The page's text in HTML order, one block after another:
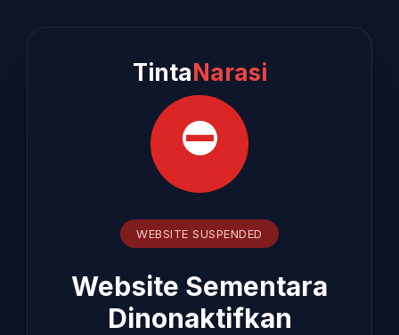
TintaNarasi
⛔
WEBSITE SUSPENDED
Website Sementara
Dinonaktifkan